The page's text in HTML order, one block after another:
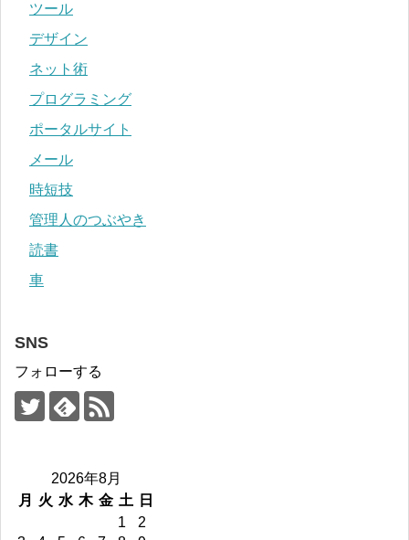
ツール
デザイン
ネット術
プログラミング
ポータルサイト
メール
時短技
管理人のつぶやき
読書
車
SNS
フォローする
2026年8月
月
火 水 木 金 土
日
1
2